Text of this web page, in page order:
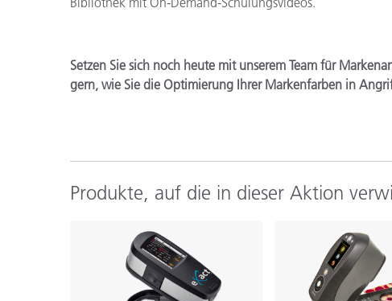
Setzen Sie sich noch heute mit unserem Team für
gern, wie Sie die Optimierung Ihrer Markenfarben in
Produkte, auf die in dieser Aktion